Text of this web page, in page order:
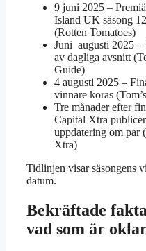
9 juni 2025 –
Island UK säsong
(Rotten Tomatoes)
Juni–augusti 2025 –
av dagliga avsnitt
Guide)
4 augusti 2025 –
vinnare koras
Tre månader efter
Capital Xtra
uppdatering om par
Xtra)
Tidlinjen visar säsongens
datum.
Bekräftade
vad som är